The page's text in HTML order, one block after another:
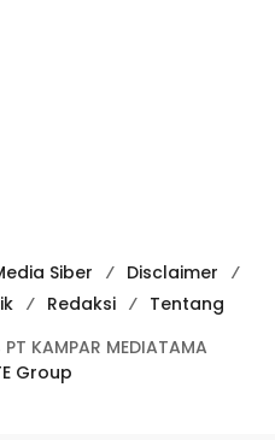
Siber
Disclaimer
Redaksi
Tentang
KAMPAR MEDIATAMA
Group